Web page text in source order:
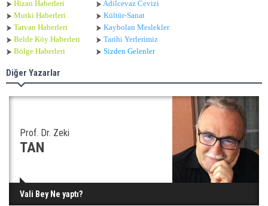
Hizan Haberleri
Mutki Haberleri
Tatvan Haberleri
Belde Köy Haberleri
Bölge Haberleri
Adilcevaz Cevizi
Kültür-Sanat
Kaybolan Meslekler
Tarihi Yerlerimiz
Sizden Gelenler
Diğer Yazarlar
Prof. Dr. Zeki
TAN
Vali Bey Ne yaptı?